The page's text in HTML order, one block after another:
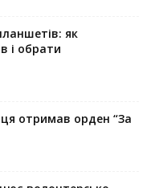
як
і обрати
отримав орден “За